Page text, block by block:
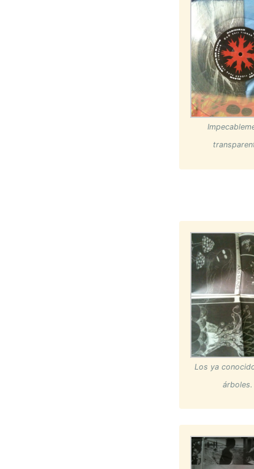
Los ya
árboles.